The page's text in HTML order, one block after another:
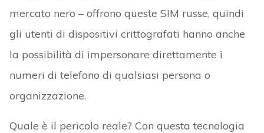
mercato nero – offrono queste SIM russe, quindi
gli utenti di dispositivi crittografati hanno anche
la possibilità di impersonare direttamente i
numeri di telefono di qualsiasi persona o
organizzazione.
Quale è il pericolo reale? Con questa tecnologia